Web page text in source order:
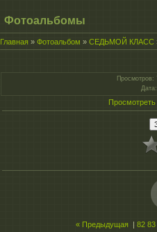
Фотоальбомы
Главная » Фотоальбом » СЕДЬМОЙ КЛАСС
Просмотров:
Дата
« Предыдущая 82 83